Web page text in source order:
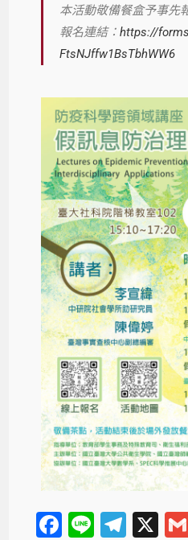
本活動敬備餐盒予事先
報名連結：https://
FtsNJffw1BsTbhWW6
F
Li
T
X